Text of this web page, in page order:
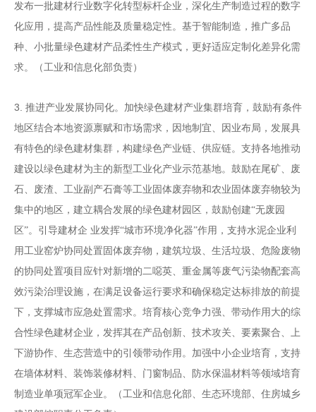
发布一批建材行业数字化转型标杆企业，深化生产制造过程的数字
化应用，提高产品性能及质量稳定性。基于智能制造，推广多品
种、小批量绿色建材产品柔性生产模式，更好适应定制化差异化需
求。
（工业和信息化部负责）
3. 推进产业发展协同化。加快绿色建材产业集群培育，鼓励有条件
地区结合本地资源禀赋和市场需求，因地制宜、因业布局，发展具
有特色的绿色建材集群，构建绿色产业链、供应链。支持各地推动
建设以绿色建材为主的新型工业化产业示范基地。鼓励在尾矿、废
石、废渣、工业副产石膏等工业固体废弃物和农业固体废弃物较为
集中的地区，建立耦合发展的绿色建材园区，鼓励创建“无废园
区”。引导建材企 业发挥“城市环境净化器”作用，支持水泥企业利
用工业窑炉协同处置固体废弃物，建筑垃圾、生活垃圾、危险废物
的协同处置项目应针对新增的二噁英、重金属等废气污染物配套高
效污染治理设施，在满足设备运行要求和确保稳定达标排放的前提
下，支撑城市应急处置需求。培育核心竞争力强、带动作用大的综
合性绿色建材企业，发挥其在产品创新、技术攻关、要素聚合、上
下游协作、生态营造中的引领带动作用。加强中小企业培育，支持
在墙体材料、装饰装修材料、门窗制品、防水保温材料等领域培育
制造业单项冠军企业。
（工业和信息化部、生态环境部、住房城乡